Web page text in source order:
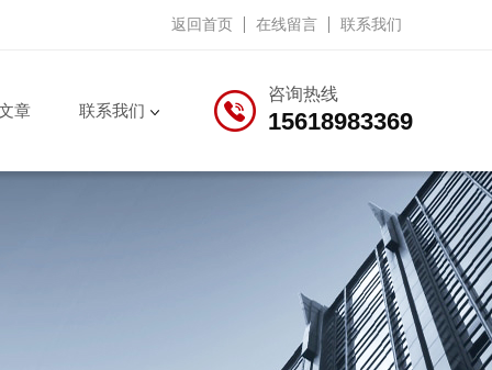
返回首页 在线留言 联系我们
咨询热线
15618983369
章 联系我们